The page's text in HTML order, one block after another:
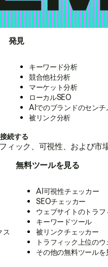
発見
キーワード分析
競合他社分析
マーケット分析
ローカルSEO
AIでのブランドのセンチ
被リンク分析
続する
ィック、可視性、および
ス
無料ツールを見る
AI可視性チェッカー
SEOチェッカー
ウェブサイトのトラ
キーワードツール
被リンクチェッカー
トラフィック上位の
その他の無料ツールを